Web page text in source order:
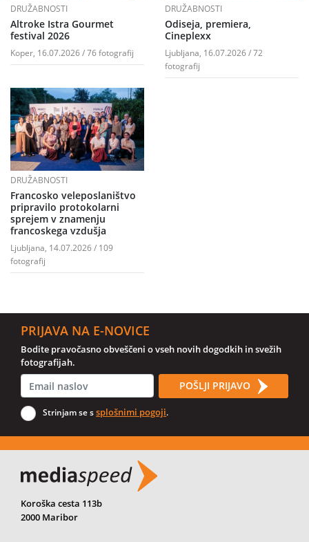
DRUŽABNOSTI
Altroke Istra Gourmet
festival 2026
Koper, 16.07.2026 / 76 fotografij
DRUŽABNOSTI
Odiseja, premiera,
Cineplexx
Ljubljana, 16.07.2026 / 72
fotografij
DRUŽABNOSTI
Francosko veleposlaništvo
pripravilo protokolarni
sprejem v znamenju
francoskega vzdušja
Ljubljana, 14.07.2026 / 109
fotografij
PRIJAVA NA E-NOVICE
Bodite pravočasno obveščeni o vseh novih dogodkih in svežih
fotografijah.
POŠLJI PRIJAVO
Strinjam se ssplošnimi pogoji.
Koroška cesta 113b
2000 Maribor